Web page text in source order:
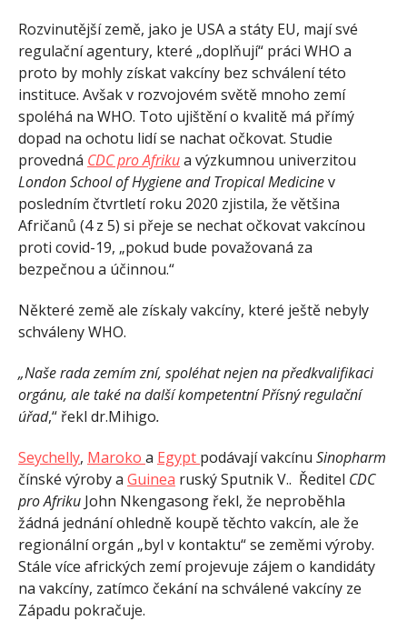
Rozvinutější země, jako je USA a státy EU, mají své
regulační agentury, které „doplňují“ práci WHO a
proto by mohly získat vakcíny bez schválení této
instituce. Avšak v rozvojovém světě mnoho zemí
spoléhá na WHO. Toto ujištění o kvalitě má přímý
dopad na ochotu lidí se nachat očkovat. Studie
provedná CDC pro Afrikua výzkumnou univerzitou
London School of Hygiene and Tropical Medicinev
posledním čtvrtletí roku 2020 zjistila, že většina
Afričanů (4 z 5) si přeje se nechat očkovat vakcínou
proti covid-19, „pokud bude považovaná za
bezpečnou a účinnou.“
Některé země ale získaly vakcíny, které ještě nebyly
schváleny WHO.
„Naše rada zemím zní, spoléhat nejen na předkvalifikaci
orgánu, ale také na další kompetentní Přísný regulační
úřad,“ řekl dr.Mihigo.
Seychelly, Maroko a Egypt podávají vakcínu Sinopharm
čínské výroby a Guinea ruský Sputnik V.. Ředitel CDC
pro Afriku John Nkengasong řekl, že neproběhla
žádná jednání ohledně koupě těchto vakcín, ale že
regionální orgán „byl v kontaktu“ se zeměmi výroby.
Stále více afrických zemí projevuje zájem o kandidáty
na vakcíny, zatímco čekání na schválené vakcíny ze
Západu pokračuje.